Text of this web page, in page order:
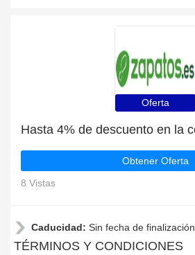
Oferta
Hasta 4% de descuento en la
Obtener Oferta
8 Vistas
Caducidad: Sin fecha de finalización
TÉRMINOS Y CONDICIONES